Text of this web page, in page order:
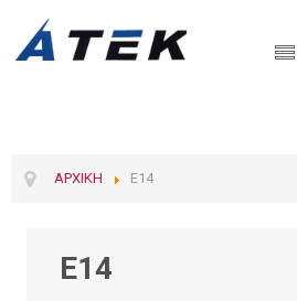
ΑΡΧΙΚΉ E14
Ε14